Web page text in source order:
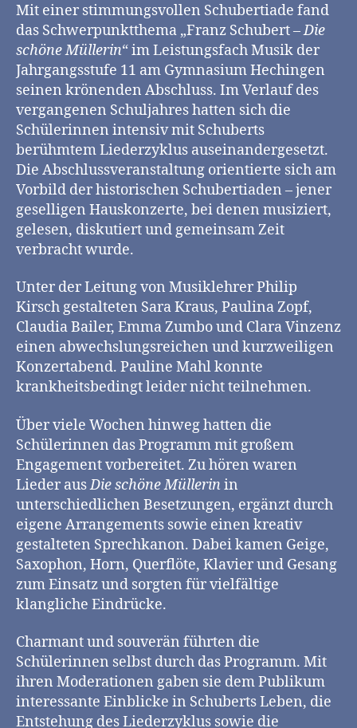
Mit einer stimmungsvollen Schubertiade fand
das Schwerpunktthema „Franz Schubert –Die
schöne Müllerin“ im Leistungsfach Musik der
Jahrgangsstufe 11 am Gymnasium Hechingen
seinen krönenden Abschluss. Im Verlauf des
vergangenen Schuljahres hatten sich die
Schülerinnen intensiv mit Schuberts
berühmtem Liederzyklus auseinandergesetzt.
Die Abschlussveranstaltung orientierte sich am
Vorbild der historischen Schubertiaden – jener
geselligen Hauskonzerte, bei denen musiziert,
gelesen, diskutiert und gemeinsam Zeit
verbracht wurde.
Unter der Leitung von Musiklehrer Philip
Kirsch gestalteten Sara Kraus, Paulina Zopf,
Claudia Bailer, Emma Zumbo und Clara Vinzenz
einen abwechslungsreichen und kurzweiligen
Konzertabend. Pauline Mahl konnte
krankheitsbedingt leider nicht teilnehmen.
Über viele Wochen hinweg hatten die
Schülerinnen das Programm mit großem
Engagement vorbereitet. Zu hören waren
Lieder ausDie schöne Müllerin in
unterschiedlichen Besetzungen, ergänzt durch
eigene Arrangements sowie einen kreativ
gestalteten Sprechkanon. Dabei kamen Geige,
Saxophon, Horn, Querflöte, Klavier und Gesang
zum Einsatz und sorgten für vielfältige
klangliche Eindrücke.
Charmant und souverän führten die
Schülerinnen selbst durch das Programm. Mit
ihren Moderationen gaben sie dem Publikum
interessante Einblicke in Schuberts Leben, die
Entstehung des Liederzyklus sowie die